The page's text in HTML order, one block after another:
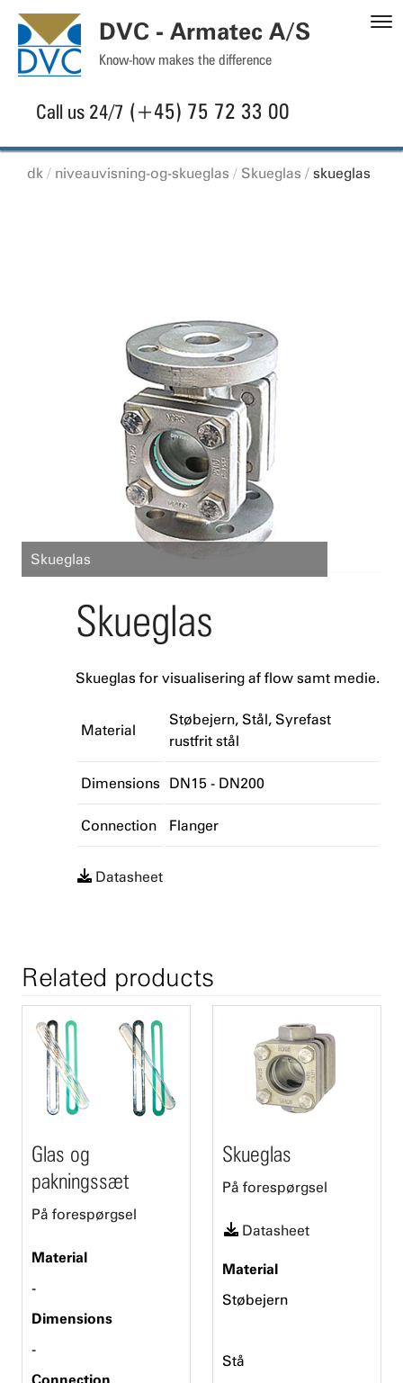
DVC - Armatec A/S
Know-how makes the difference
Call us 24/7 (+45) 75 72 33 00
dk niveauvisning-og-skueglas Skueglas skueglas
Skueglas
Skueglas
Skueglas for visualisering af flow samt medie.
Material
Støbejern Stål Syrefast
rustfrit stål
Dimensions DN15 - DN200
Connection Flanger
Datasheet
Related products
Glas og
pakningssæt
På forespørgsel
Material
-
Dimensions
-
Skueglas
På forespørgsel
Datasheet
Material
Støbejern
Stå